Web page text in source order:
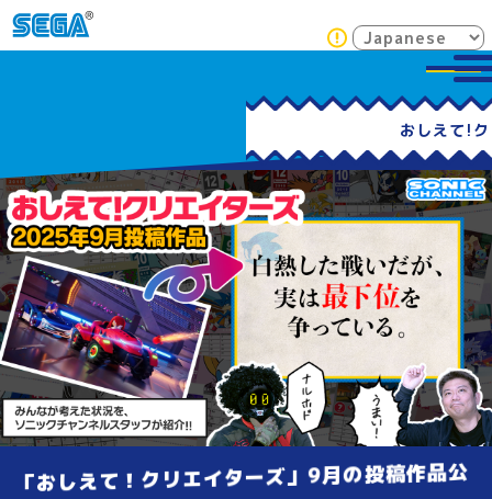
「おしえて！クリエイターズ」9月の投稿作品公